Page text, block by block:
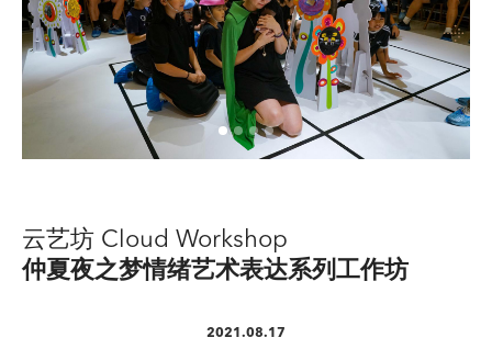
云艺坊 Cloud Workshop
仲夏夜之梦情绪艺术表达系列工作坊
2021.08.17